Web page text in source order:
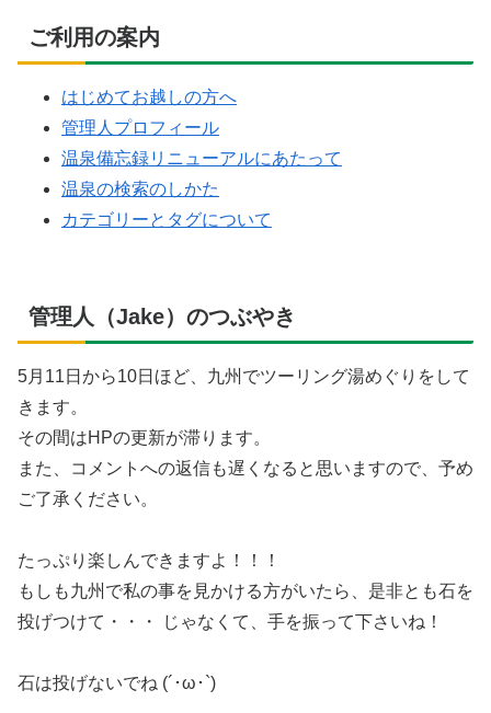
ご利用の案内
はじめてお越しの方へ
管理人プロフィール
温泉備忘録リニューアルにあたって
温泉の検索のしかた
カテゴリーとタグについて
管理人（Jake）のつぶやき
5月11日から10日ほど、九州でツーリング湯めぐりをして
きます。
その間はHPの更新が滞ります。
また、コメントへの返信も遅くなると思いますので、予め
ご了承ください。
たっぷり楽しんできますよ！！！
もしも九州で私の事を見かける方がいたら、是非とも石を
投げつけて・・・ じゃなくて、手を振って下さいね！
石は投げないでね (´･ω･`)